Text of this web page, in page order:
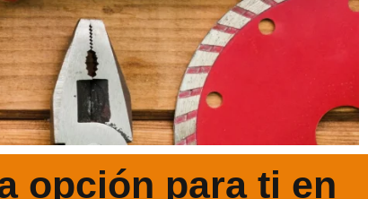
opción para ti en